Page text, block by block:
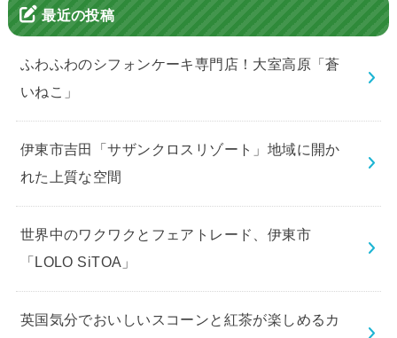
最近の投稿
ふわふわのシフォンケーキ専門店！大室高原「蒼
いねこ」
伊東市吉田「サザンクロスリゾート」地域に開か
れた上質な空間
世界中のワクワクとフェアトレード、伊東市
「LOLO SiTOA」
英国気分でおいしいスコーンと紅茶が楽しめるカ